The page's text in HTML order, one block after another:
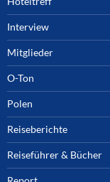
Interview
Mitglieder
O-Ton
Polen
Reiseberichte
Reiseführer & Bücher